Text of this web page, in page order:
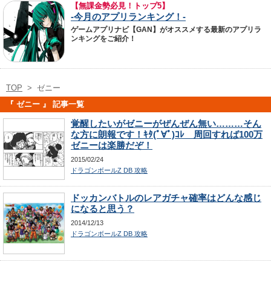
【無課金勢必見！トップ5】
-今月のアプリランキング！-
ゲームアプリナビ【GAN】がオススメする最新のアプリラ
ンキングをご紹介！
TOP > ゼニー
『 ゼニー 』 記事一覧
覚醒したいがゼニーがぜんぜん無い………そん
な方に朗報です！ｷﾀ(ﾟ∀ﾟ)ｺﾚ 周回すれば100万
ゼニーは楽勝だぞ！
2015/02/24
ドラゴンボールZ DB 攻略
ドッカンバトルのレアガチャ確率はどんな感じ
になると思う？
2014/12/13
ドラゴンボールZ DB 攻略